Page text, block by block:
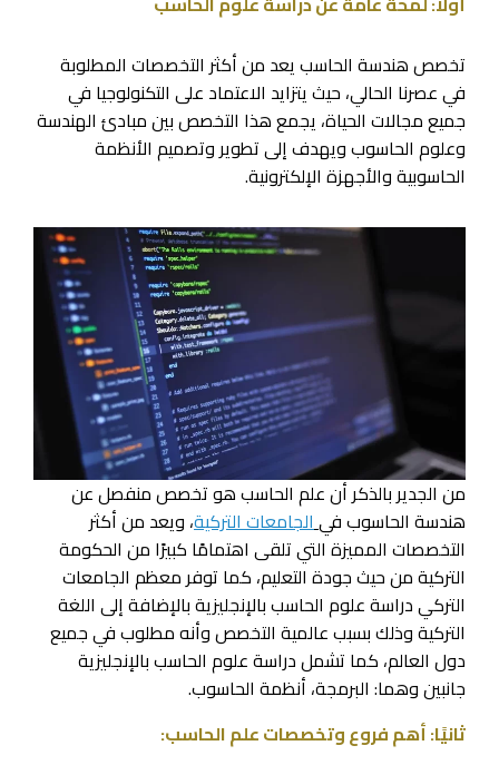
تخصص هندسة الحاسب يعد من أكثر التخصصات المطلوبة
في عصرنا الحالي، حيث يتزايد الاعتماد على التكنولوجيا في
جميع مجالات الحياة، يجمع هذا التخصص بين مبادئ الهندسة
وعلوم الحاسوب ويهدف إلى تطوير وتصميم الأنظمة
الحاسوبية والأجهزة الإلكترونية.
من الجدير بالذكر أن علم الحاسب هو تخصص منفصل عن
هندسة الحاسوب فيالجامعات التركية، ويعد من أكثر
التخصصات المميزة التي تلقى اهتمامًا كبيرًا من الحكومة
التركية من حيث جودة التعليم، كما توفر معظم الجامعات
التركي دراسة علوم الحاسب بالإنجليزية بالإضافة إلى اللغة
التركية وذلك بسبب عالمية التخصص وأنه مطلوب في جميع
دول العالم، كما تشمل دراسة علوم الحاسب بالإنجليزية
جانبين وهما: البرمجة، أنظمة الحاسوب.
ثانيًا: أهم فروع وتخصصات علم الحاسب: